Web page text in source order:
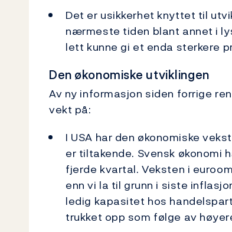
Det er usikkerhet knyttet til
nærmeste tiden blant annet i
lett kunne gi et enda sterkere
Den økonomiske utviklingen
Av ny informasjon siden forrige
vekt på:
I USA har den økonomiske
er tiltakende. Svensk økonomi
fjerde kvartal. Veksten i
enn vi la til grunn i siste
ledig kapasitet hos
trukket opp som følge av